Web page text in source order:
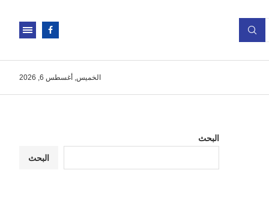
الخميس, أغسطس 6, 2026
البحث
البحث